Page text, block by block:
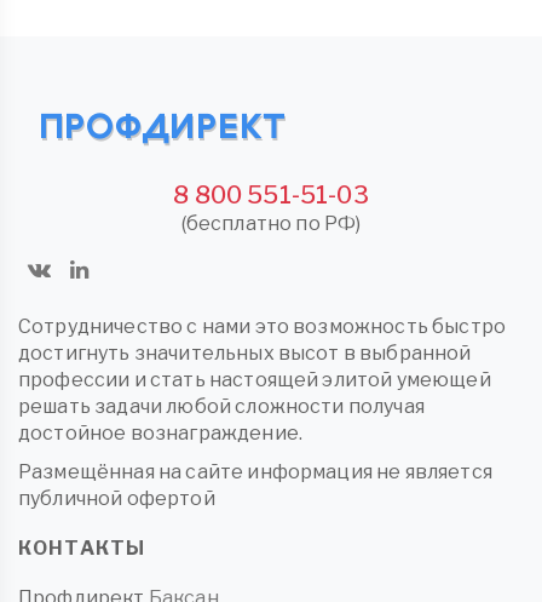
8 800 551-51-03
(бесплатно по РФ)
Сотрудничество с нами это возможность быстро
достигнуть значительных высот в выбранной
профессии и стать настоящей элитой умеющей
решать задачи любой сложности получая
достойное вознаграждение.
Размещённая на сайте информация не является
публичной офертой
КОНТАКТЫ